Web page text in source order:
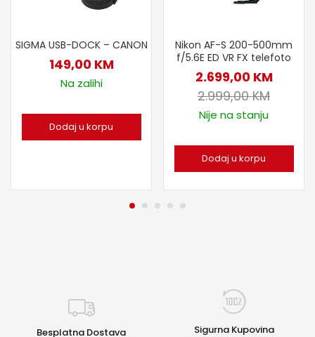
SIGMA USB-DOCK – CANON
149,00 KM
Na zalihi
Dodaj u korpu
Nikon AF-S 200-500mm
f/5.6E ED VR FX telefoto
2.699,00 KM
2.999,00KM
Nije na stanju
Dodaj u korpu
Besplatna Dostava Sigurna Kupovina